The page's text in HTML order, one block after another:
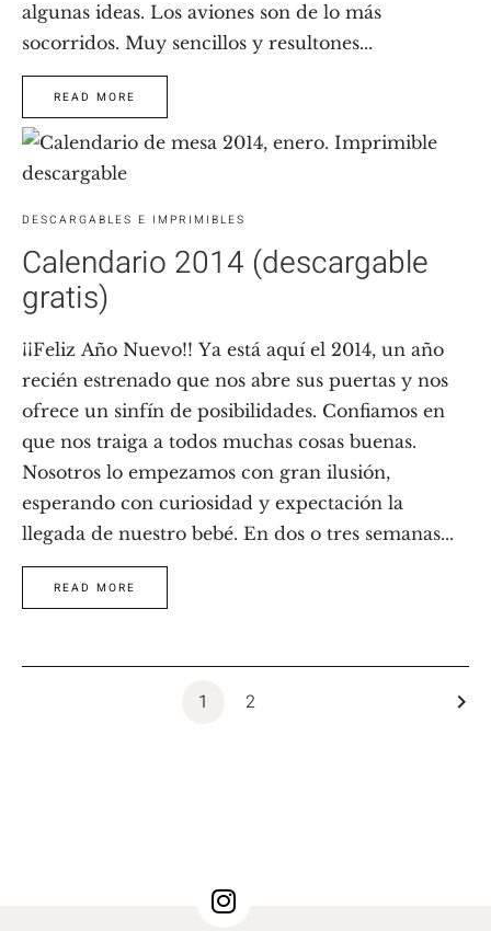
algunas ideas. Los aviones son de lo más
socorridos. Muy sencillos y resultones...
READ MORE
DESCARGABLES E IMPRIMIBLES
Calendario 2014 (descargable
gratis)
¡¡Feliz Año Nuevo!! Ya está aquí el 2014, un año
recién estrenado que nos abre sus puertas y nos
ofrece un sinfín de posibilidades. Confiamos en
que nos traiga a todos muchas cosas buenas.
Nosotros lo empezamos con gran ilusión,
esperando con curiosidad y expectación la
llegada de nuestro bebé. En dos o tres semanas...
READ MORE
1 2 keyboard_arrow_right